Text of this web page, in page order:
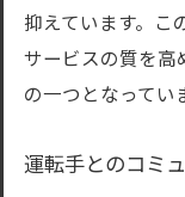
抑えています。こ
サービスの質を高
の一つとなってい
運転手とのコミ